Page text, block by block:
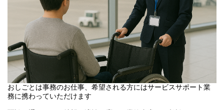
おしごとは事務のお仕事、希望される方にはサービスサポート業
務に携わっていただけます